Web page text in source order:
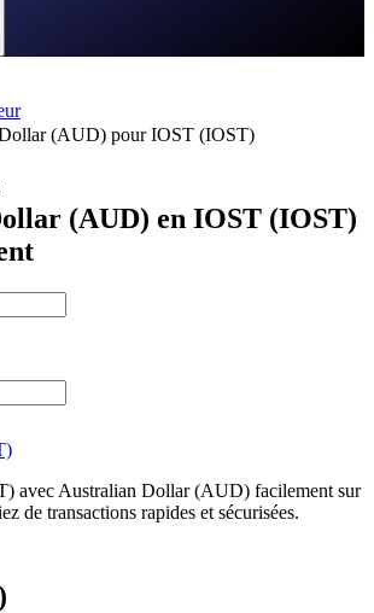
(AUD) pour IOST (IOST)
(AUD) en IOST (IOST)
avec Australian Dollar (AUD) facilement sur
de transactions rapides et sécurisées.